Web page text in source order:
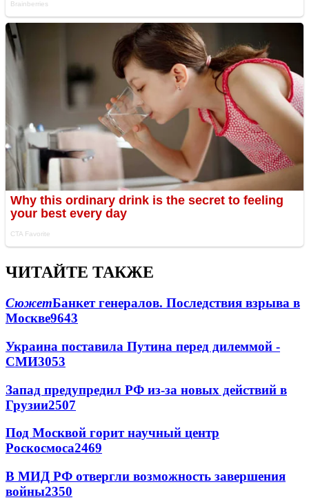
ЧИТАЙТЕ ТАКЖЕ
СюжетБанкет генералов. Последствия взрыва в
Москве9643
Украина поставила Путина перед дилеммой -
СМИ3053
Запад предупредил РФ из-за новых действий в
Грузии2507
Под Москвой горит научный центр
Роскосмоса2469
В МИД РФ отвергли возможность завершения
войны2350